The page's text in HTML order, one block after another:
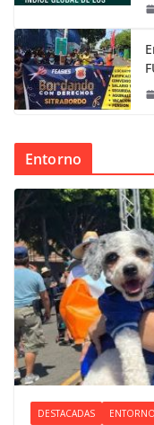
Entorno
DESTACADAS ENTORNO